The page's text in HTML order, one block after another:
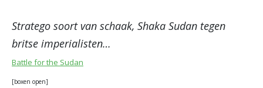
Stratego soort van schaak, Shaka Sudan tegen
britse imperialisten…
Battle for the Sudan
[boxen open]